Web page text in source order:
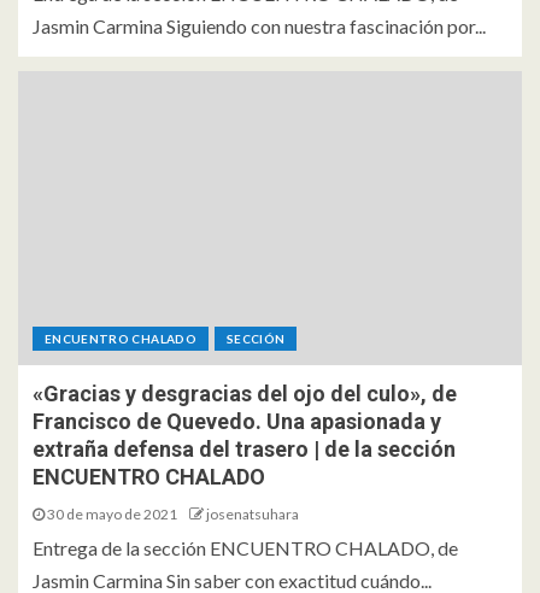
Jasmin Carmina Siguiendo con nuestra fascinación por...
ENCUENTRO CHALADO SECCIÓN
«Gracias y desgracias del ojo del culo», de
Francisco de Quevedo. Una apasionada y
extraña defensa del trasero | de la sección
ENCUENTRO CHALADO
30 de mayo de 2021 josenatsuhara
Entrega de la sección ENCUENTRO CHALADO, de
Jasmin Carmina Sin saber con exactitud cuándo...